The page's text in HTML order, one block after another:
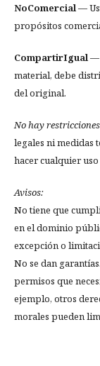
NoComercial —
propósitos
CompartirIgual —
material, debe
del original.
No hay
legales ni medidas
hacer cualquier
Avisos:
No tiene que
en el dominio
excepción o
No se dan
permisos que
ejemplo, otros
morales pueden